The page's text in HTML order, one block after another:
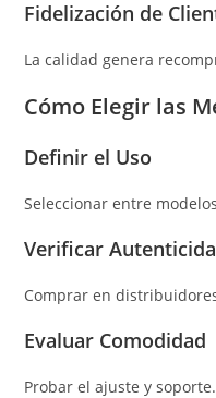
Fidelización de
La calidad genera
Cómo Elegir las
Definir el Uso
Seleccionar entre
Verificar
Comprar en
Evaluar Comodidad
Probar el ajuste y soporte.